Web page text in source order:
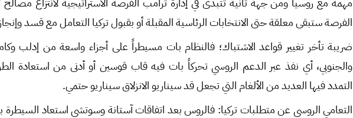
الفرصة ستبقى معلقة حتى الانتخابات الرئاسية المقبلة أو بقبول تركيا التعامل مع قسد
ضريبة تأخر تغيير قواعد الاشتباك؛ فالنظام بات مسيطراً على أجزاء واسعة من إدلب
والجنوبي، أي نفذ عبر الدعم الروسي تحركاً بات فيه قاب قوسين أو أدنى من استعادة
التمدد فيها العديد من الألغام التي تجعل قد سيناريو الانزلاق سيناريو حتمي.
التعامي الروسي عن متطلبات تركيا: فالروس بعد اتفاقات آستانة وسوتشي استعاد